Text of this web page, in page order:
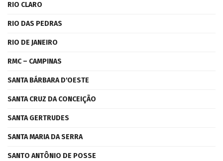
RIO CLARO
RIO DAS PEDRAS
RIO DE JANEIRO
RMC – CAMPINAS
SANTA BÁRBARA D'OESTE
SANTA CRUZ DA CONCEIÇÃO
SANTA GERTRUDES
SANTA MARIA DA SERRA
SANTO ANTÔNIO DE POSSE